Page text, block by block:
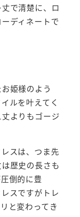
で清楚に、ロ
ディネートで
姫様のよう
ルを叶えてく
よりもゴージ
スは、つま先
歴史の長さも
倒的に豊
スですがトレ
と変わってき